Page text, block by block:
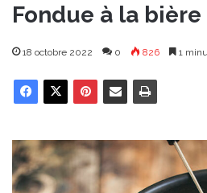
Fondue à la bière
18 octobre 2022 0 826 1